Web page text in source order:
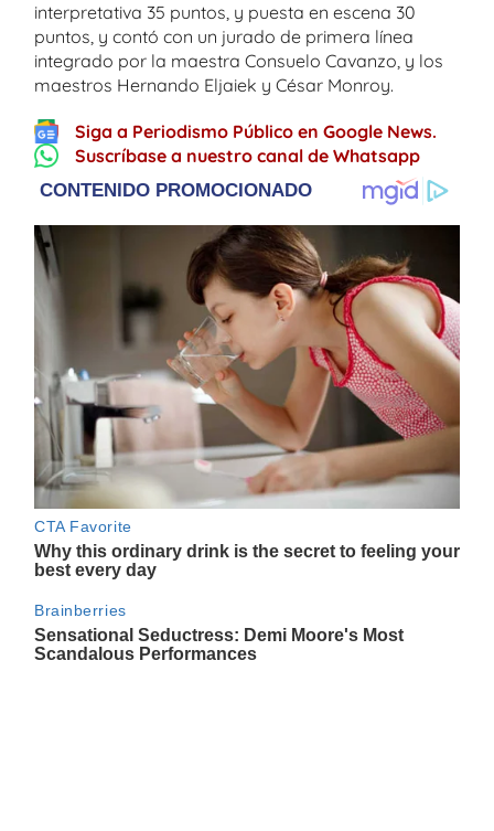
interpretativa 35 puntos, y puesta en escena 30
puntos, y contó con un jurado de primera línea
integrado por la maestra Consuelo Cavanzo, y los
maestros Hernando Eljaiek y César Monroy.
Siga a Periodismo Público en Google News.
Suscríbase a nuestro canal de Whatsapp